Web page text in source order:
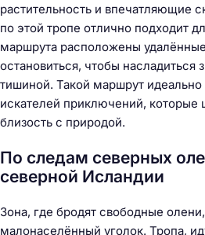
растительность и впечатляющие
по этой тропе отлично подходит
маршрута расположены
остановиться, чтобы насладиться
тишиной. Такой маршрут идеально
искателей приключений, которые
близость с природой.
По следам северных
северной Исландии
Зона, где бродят свободные
малонаселённый уголок. Тропа,